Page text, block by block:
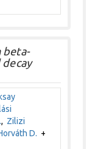
beta-
, Zilizi
D. +